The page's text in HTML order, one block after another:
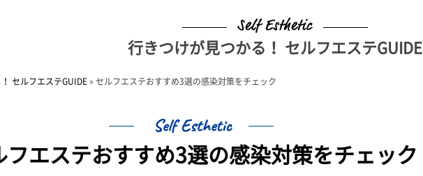
行きつけが見つかる！ セルフエステGUIDE
セルフエステGUIDE » セルフエステおすすめ3選の感染対策をチェック
フエステおすすめ3選の感染対策をチェック